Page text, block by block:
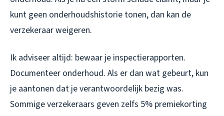
kunt geen onderhoudshistorie tonen, dan kan de
verzekeraar weigeren.
Ik adviseer altijd: bewaar je inspectierapporten.
Documenteer onderhoud. Als er dan wat gebeurt, kun
je aantonen dat je verantwoordelijk bezig was.
Sommige verzekeraars geven zelfs 5% premiekorting